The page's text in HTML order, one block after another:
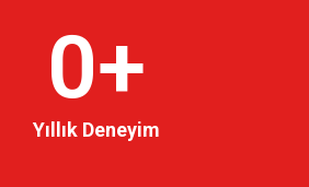
Yıllık Deneyim
0+